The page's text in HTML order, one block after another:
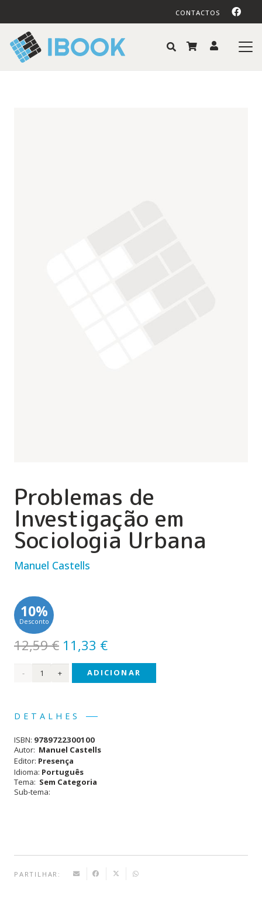
CONTACTOS
Problemas de
Investigação em
Sociologia Urbana
Manuel Castells
10%
Desconto
12,59€ O
preço
original
12,59 €.
11,33 €O
preço
atual
Quantidade
Investigação
em
Sociologia
ADICIONAR
DETALHES
ISBN: 9789722300100
Autor: Manuel Castells
Editor: Presença
Idioma: Português
Tema: Sem Categoria
Sub-tema:
PARTILHAR: